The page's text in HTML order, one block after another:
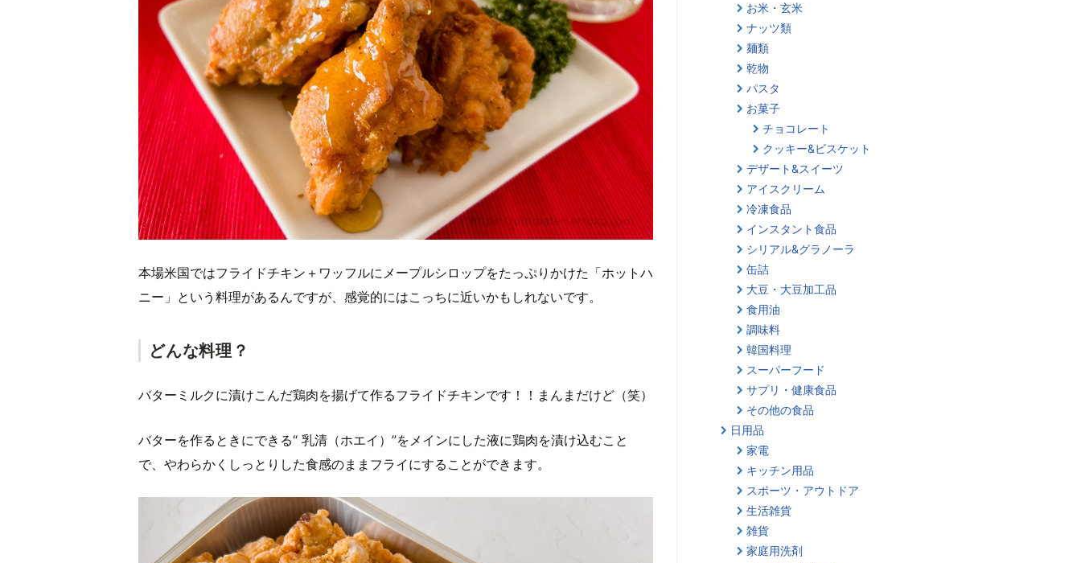
本場米国ではフライドチキン＋ワッフルにメープルシロップをたっぷりかけた「ホットハ
ニー」という料理があるんですが、感覚的にはこっちに近いかもしれないです。
どんな料理？
バターミルクに漬けこんだ鶏肉を揚げて作るフライドチキンです！！まんまだけど（笑）
バターを作るときにできる“ 乳清（ホエイ）”をメインにした液に鶏肉を漬け込むこと
で、やわらかくしっとりした食感のままフライにすることができます。
お米・玄米
ナッツ類
麺類
乾物
パスタ
お菓子
チョコレート
クッキー&ビスケット
デザート&スイーツ
アイスクリーム
冷凍食品
インスタント食品
シリアル&グラノーラ
缶詰
大豆・大豆加工品
食用油
調味料
韓国料理
スーパーフード
サプリ・健康食品
その他の食品
日用品
家電
キッチン用品
スポーツ・アウトドア
生活雑貨
雑貨
家庭用洗剤